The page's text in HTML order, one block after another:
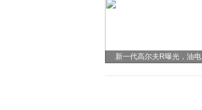
新一代高尔夫R曝光，油电